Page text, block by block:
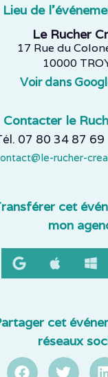
Lieu de
Le Rucher
17 Rue du
10000
Voir dans
Contacter le
07 80 34 87 69
rucher-
cet
mon
cet
réseaux